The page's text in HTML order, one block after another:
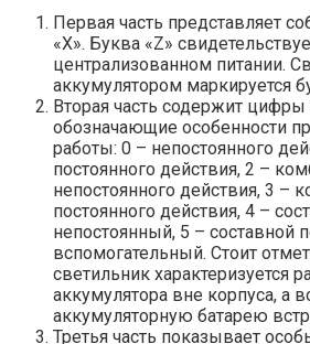
Первая часть представляет
«X». Буква «Z»
централизованном питании.
аккумулятором маркируется
Вторая часть содержит цифры
обозначающие особенности
работы: 0 – непостоянного
постоянного действия, 2 –
непостоянного действия, 3 –
постоянного действия, 4 –
непостоянный, 5 – составной
вспомогательный. Стоит
светильник характеризуется
аккумулятора вне корпуса, а
аккумуляторную батарею
Третья часть показывает